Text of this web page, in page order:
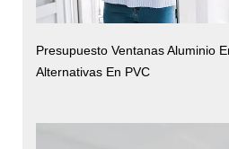
Presupuesto Ventanas Aluminio
Alternativas En PVC